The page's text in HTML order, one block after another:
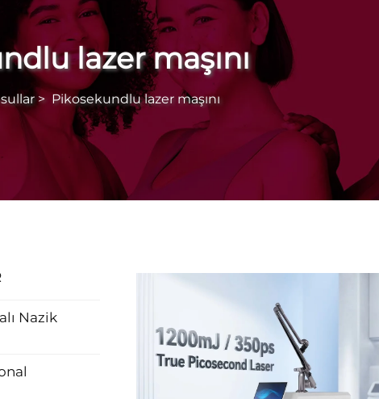
lazer maşını
> Pikosekundlu lazer maşını
Nazik